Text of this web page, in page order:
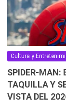
Cultura y
SPIDER-MAN:
TAQUILLA Y
VISTA DEL